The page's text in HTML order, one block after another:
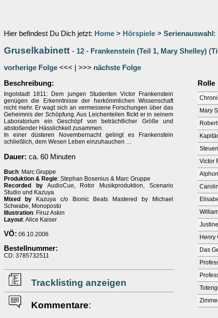
Hier befindest Du Dich jetzt: Home > Hörspiele > Serienauswahl :
Gruselkabinett - 12 - Frankenstein (Teil 1, Mary Shelley) (
vorherige Folge <<< | >>> nächste Folge
Beschreibung:
Ingolstadt 1811: Dem jungen Studenten Victor Frankenstein
genügen die Erkenntnisse der herkömmlichen Wissenschaft
nicht mehr. Er wagt sich an vermessene Forschungen über das
Geheimnis der Schöpfung. Aus Leichenteilen flickt er in seinem
Laboratorium ein Geschöpf von beträchtlicher Größe und
abstoßender Hässlichkeit zusammen.
In einer düsteren Novembernacht gelingt es Frankenstein
schließlich, dem Wesen Leben einzuhauchen …
Dauer: ca. 60 Minuten
Buch: Marc Gruppe
Produktion & Regie: Stephan Bosenius & Marc Gruppe
Recorded byAudioCue, Rotor Musikproduktion, Scenario
Studio und Kazuya
Mixed byKazuya c/o Bionic Beats Mastered by Michael
Schwabe, Monoposto
Illustration: Firuz Askin
Layout: Alice Kaiser
VÖ: 06.10.2006
Bestellnummer:
CD: 3785732511
Tracklisting anzeigen
Kommentare:
Rolle
Mary
Victor
Henry
Das